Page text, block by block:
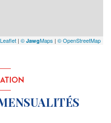
Leaflet | © JawgMaps | © OpenStreetMap